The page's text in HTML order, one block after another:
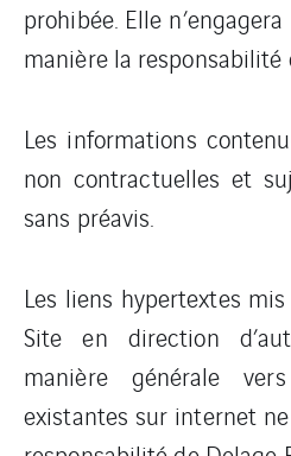
prohibée. Elle
manière la responsabilité
Les informations
non contractuelles et
sans préavis.
Les liens hypertextes
Site en direction
manière générale
existantes sur internet